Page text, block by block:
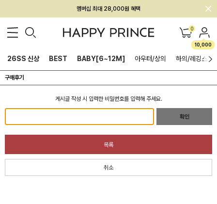
회원전용 아울렛, 가입하면 ~60% 할인!
멤버십 최대 28,000원 혜택
0
10,000
26SS 신상 BEST BABY[6~12M] 아우터/상의 하의/레깅스
구매후기
게시글 작성 시 입력한 비밀번호를 입력해 주세요.
확인
목록
취소